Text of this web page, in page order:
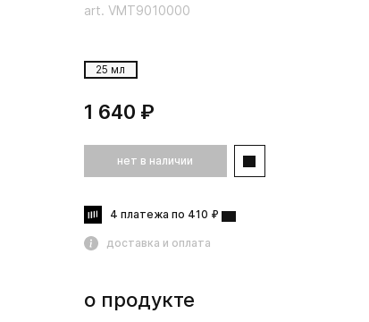
art. VMT9010000
25 мл
1 640 ₽
нет в наличии
4 платежа по 410 ₽
доставка и оплата
о продукте